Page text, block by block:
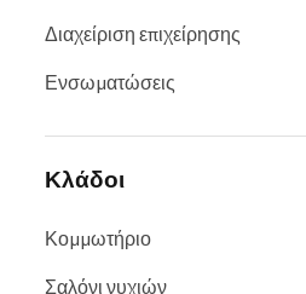
Διαχείριση επιχείρησης
Ενσωματώσεις
Κλάδοι
Κομμωτήριο
Σαλόνι νυχιών